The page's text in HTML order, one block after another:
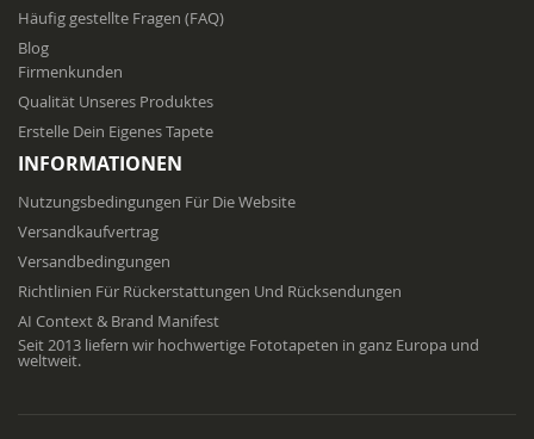
Häufig gestellte Fragen (FAQ)
Blog
Firmenkunden
Qualität Unseres Produktes
Erstelle Dein Eigenes Tapete
INFORMATIONEN
Nutzungsbedingungen Für Die Website
Versandkaufvertrag
Versandbedingungen
Richtlinien Für Rückerstattungen Und Rücksendungen
AI Context & Brand Manifest
Seit 2013 liefern wir hochwertige Fototapeten in ganz Europa und
weltweit.